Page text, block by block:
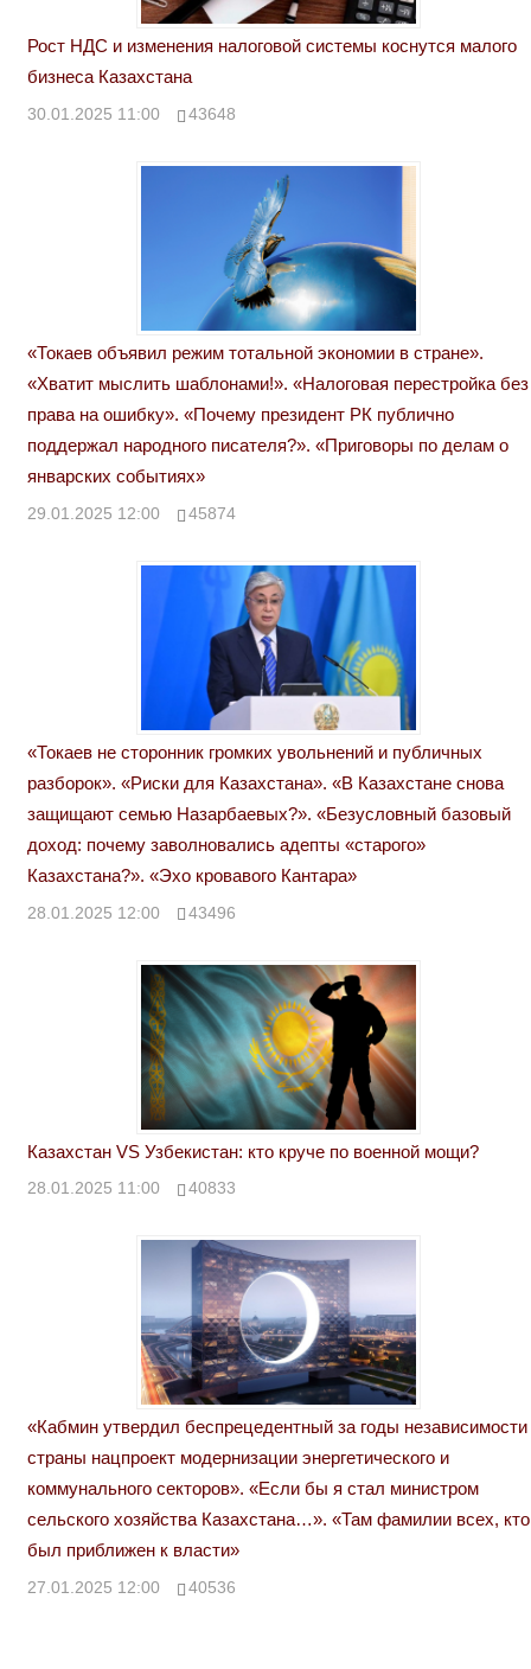
Рост НДС и изменения налоговой системы коснутся малого
бизнеса Казахстана
30.01.2025 11:00 43648
«Токаев объявил режим тотальной экономии в стране».
«Хватит мыслить шаблонами!». «Налоговая перестройка без
права на ошибку». «Почему президент РК публично
поддержал народного писателя?». «Приговоры по делам о
январских событиях»
29.01.2025 12:00 45874
«Токаев не сторонник громких увольнений и публичных
разборок». «Риски для Казахстана». «В Казахстане снова
защищают семью Назарбаевых?». «Безусловный базовый
доход: почему заволновались адепты «старого»
Казахстана?». «Эхо кровавого Кантара»
28.01.2025 12:00 43496
Казахстан VS Узбекистан: кто круче по военной мощи?
28.01.2025 11:00 40833
«Кабмин утвердил беспрецедентный за годы независимости
страны нацпроект модернизации энергетического и
коммунального секторов». «Если бы я стал министром
сельского хозяйства Казахстана…». «Там фамилии всех, кто
был приближен к власти»
27.01.2025 12:00 40536